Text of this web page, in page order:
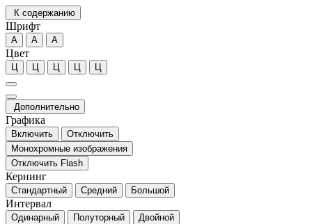
К содержанию
Шрифт
А А А
Цвет
Ц Ц Ц Ц Ц
Дополнительно
Графика
Включить
Отключить
Монохромные изображения
Отключить Flash
Кернинг
Стандартный Средний Большой
Интервал
Одинарный Полуторный Двойной